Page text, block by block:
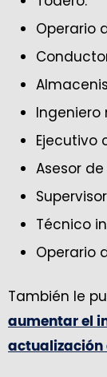
Operario
Ejecutivo
Asesor
Técnico
Operario
También le
aumentar el
actualización